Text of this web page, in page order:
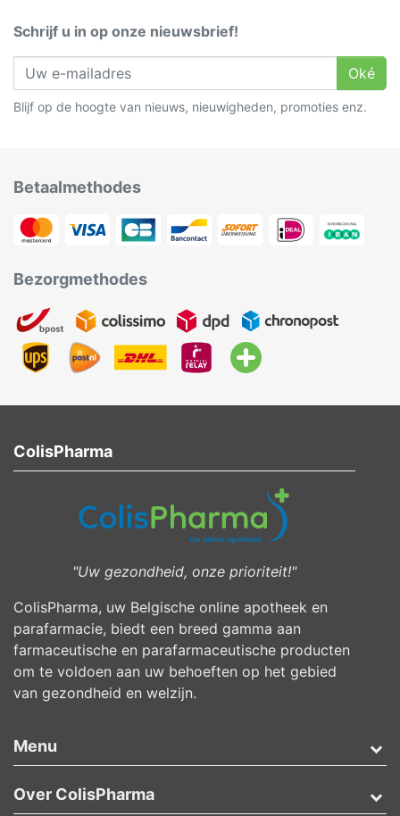
Schrijf u in op onze nieuwsbrief!
Oké
Blijf op de hoogte van nieuws, nieuwigheden, promoties enz.
Betaalmethodes
Bezorgmethodes
ColisPharma
"Uw gezondheid, onze prioriteit!"
ColisPharma, uw Belgische online apotheek en
parafarmacie, biedt een breed gamma aan
farmaceutische en parafarmaceutische producten
om te voldoen aan uw behoeften op het gebied
van gezondheid en welzijn.
Menu
Over ColisPharma